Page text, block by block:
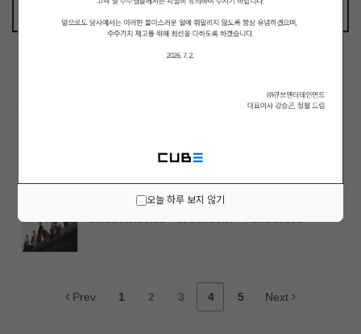
오늘 하루 보지 않기
DEMO_01
Date2017.09.06 ByCubeEnt Views87359
Prev 1 2 3 4 5 Next